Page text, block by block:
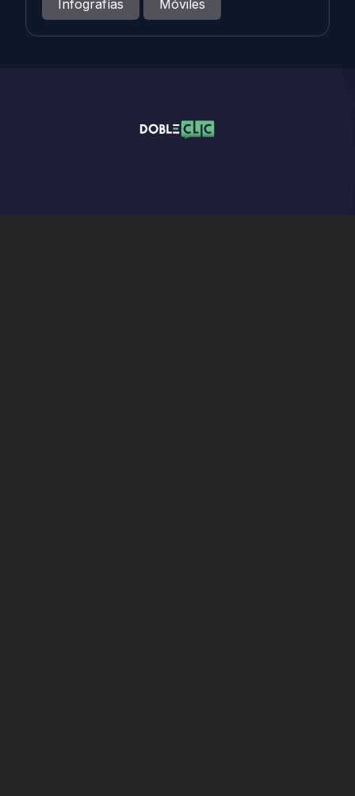
Infografías Móviles